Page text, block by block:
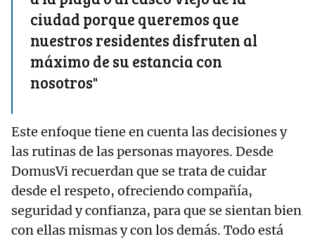
ciudad porque queremos que
nuestros residentes disfruten al
máximo de su estancia con
nosotros"
Este enfoque tiene en cuenta las decisiones y
las rutinas de las personas mayores. Desde
DomusVi recuerdan que se trata de cuidar
desde el respeto, ofreciendo compañía,
seguridad y confianza, para que se sientan bien
con ellas mismas y con los demás. Todo está